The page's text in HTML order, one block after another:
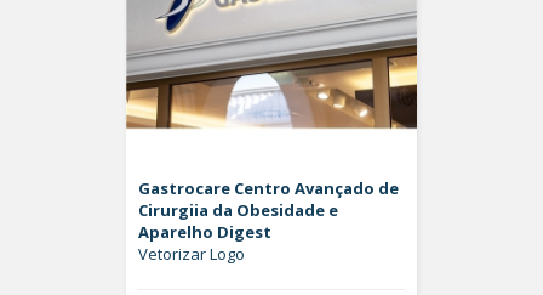
Gastrocare Centro Avançado de
Cirurgiia da Obesidade e
Aparelho Digest
Vetorizar Logo